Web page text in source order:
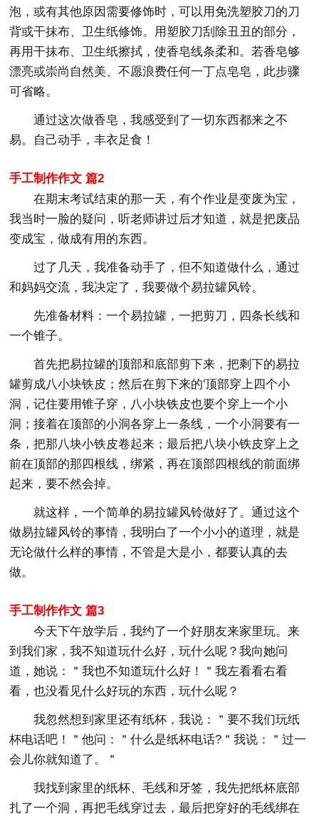
泡，或有其他原因需要修饰时，可以用免洗塑胶刀的刀
背或干抹布、卫生纸修饰。用塑胶刀刮除丑丑的部分，
再用干抹布、卫生纸擦拭，使香皂线条柔和。若香皂够
漂亮或崇尚自然美、不愿浪费任何一丁点皂皂，此步骤
可省略。
通过这次做香皂，我感受到了一切东西都来之不
易。自己动手，丰衣足食！
手工制作作文 篇2
在期末考试结束的那一天，有个作业是变废为宝，
我当时一脸的疑问，听老师讲过后才知道，就是把废品
变成宝，做成有用的东西。
过了几天，我准备动手了，但不知道做什么，通过
和妈妈交流，我决定了，我要做个易拉罐风铃。
先准备材料：一个易拉罐，一把剪刀，四条长线和
一个锥子。
首先把易拉罐的顶部和底部剪下来，把剩下的易拉
罐剪成八小块铁皮；然后在剪下来的'顶部穿上四个小
洞，记住要用锥子穿，八小块铁皮也要个穿上一个小
洞；接着在顶部的小洞各穿上一条线，一个小洞要有一
条，把那八块小铁皮卷起来；最后把八块小铁皮穿上之
前在顶部的那四根线，绑紧，再在顶部四根线的前面绑
起来，要不然会掉。
就这样，一个简单的易拉罐风铃做好了。通过这个
做易拉罐风铃的事情，我明白了一个小小的道理，就是
无论做什么样的事情，不管是大是小，都要认真的去
做。
手工制作作文 篇3
今天下午放学后，我约了一个好朋友来家里玩。来
到我们家，我不知道玩什么好，玩什么呢？我向她问
道，她说：＂我也不知道玩什么好！＂我左看看右看
看，也没看见什么好玩的东西，玩什么呢？
我忽然想到家里还有纸杯，我说：＂要不我们玩纸
杯电话吧！＂他问：＂什么是纸杯电话?＂我说：＂过一
会儿你就知道了。＂
我找到家里的纸杯、毛线和牙签，我先把纸杯底部
扎了一个洞，再把毛线穿过去，最后把穿好的毛线绑在